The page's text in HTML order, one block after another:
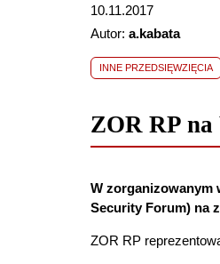
10.11.2017
Autor: a.kabata
INNE PRZEDSIĘWZIĘCIA
ZOR RP
W zorganizowanym
Security Forum) na
ZOR RP